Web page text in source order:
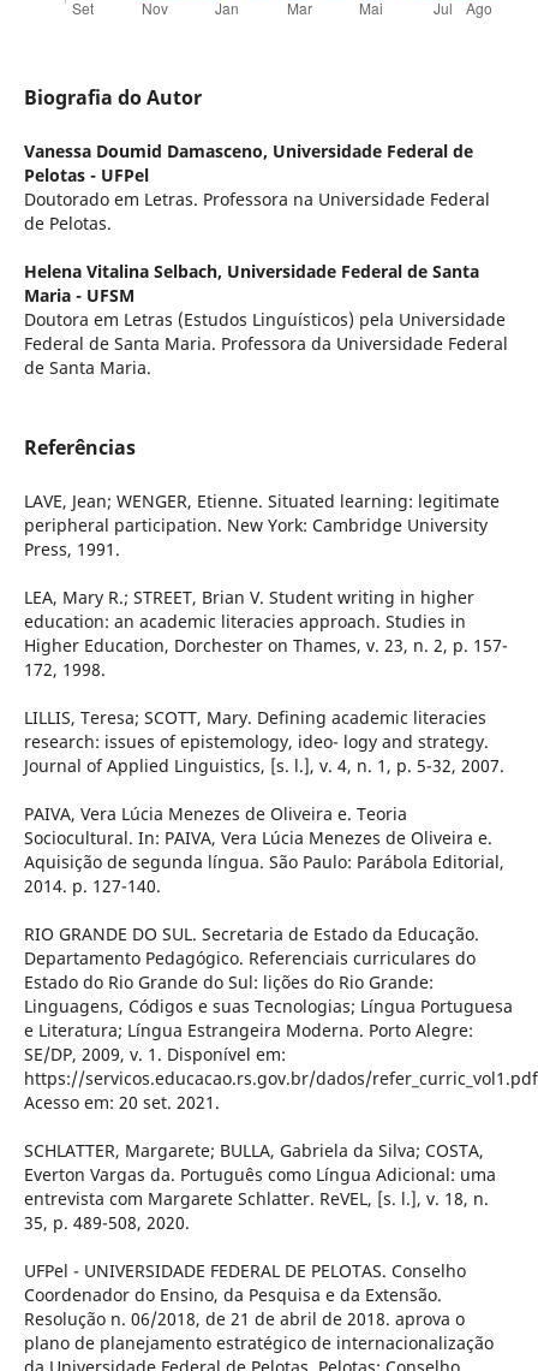
Biografia do Autor
Vanessa Doumid Damasceno, Universidade Federal de
Pelotas - UFPel
Doutorado em Letras. Professora na Universidade Federal
de Pelotas.
Helena Vitalina Selbach, Universidade Federal de Santa
Maria - UFSM
Doutora em Letras (Estudos Linguísticos) pela Universidade
Federal de Santa Maria. Professora da Universidade Federal
de Santa Maria.
Referências
LAVE, Jean; WENGER, Etienne. Situated learning: legitimate
peripheral participation. New York: Cambridge University
Press, 1991.
LEA, Mary R.; STREET, Brian V. Student writing in higher
education: an academic literacies approach. Studies in
Higher Education, Dorchester on Thames, v. 23, n. 2, p. 157-
172, 1998.
LILLIS, Teresa; SCOTT, Mary. Defining academic literacies
research: issues of epistemology, ideo- logy and strategy.
Journal of Applied Linguistics, [s. l.], v. 4, n. 1, p. 5-32, 2007.
PAIVA, Vera Lúcia Menezes de Oliveira e. Teoria
Sociocultural. In: PAIVA, Vera Lúcia Menezes de Oliveira e.
Aquisição de segunda língua. São Paulo: Parábola Editorial,
2014. p. 127-140.
RIO GRANDE DO SUL. Secretaria de Estado da Educação.
Departamento Pedagógico. Referenciais curriculares do
Estado do Rio Grande do Sul: lições do Rio Grande:
Linguagens, Códigos e suas Tecnologias; Língua Portuguesa
e Literatura; Língua Estrangeira Moderna. Porto Alegre:
SE/DP, 2009, v. 1. Disponível em:
https://servicos.educacao.rs.gov.br/dados/
Acesso em: 20 set. 2021.
SCHLATTER, Margarete; BULLA, Gabriela da Silva; COSTA,
Everton Vargas da. Português como Língua Adicional: uma
entrevista com Margarete Schlatter. ReVEL, [s. l.], v. 18, n.
35, p. 489-508, 2020.
UFPel - UNIVERSIDADE FEDERAL DE PELOTAS. Conselho
Coordenador do Ensino, da Pesquisa e da Extensão.
Resolução n. 06/2018, de 21 de abril de 2018. aprova o
plano de planejamento estratégico de internacionalização
da Universidade Federal de Pelotas. Pelotas: Conselho